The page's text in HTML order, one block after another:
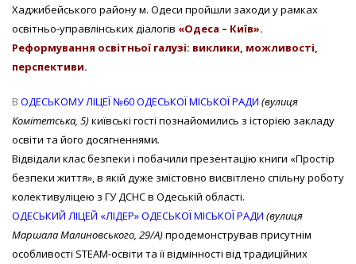
Хаджибейського району м. Одеси пройшли заходи у рамках
освітньо-управлінських діалогів «Одеса – Київ».
Реформування освітньої галузі: виклики, можливості,
перспективи.
В ОДЕСЬКОМУ ЛІЦЕЇ №60 ОДЕСЬКОЇ МІСЬКОЇ РАДИ (вулиця
Комітетська, 5)київські гості познайомились з історією закладу
освіти та його досягненнями.
Відвідали клас безпеки і побачили презентацію книги «Простір
безпеки життя», в якій дуже змістовно висвітлено спільну роботу
колективуліцею з ГУ ДСНС в Одеській області.
ОДЕСЬКИЙ ЛІЦЕЙ «ЛІДЕР» ОДЕСЬКОЇ МІСЬКОЇ РАДИ (вулиця
Маршала Малиновського, 29/А)продемонстрував присутнім
особливості STEAM-освіти та її відмінності від традиційних